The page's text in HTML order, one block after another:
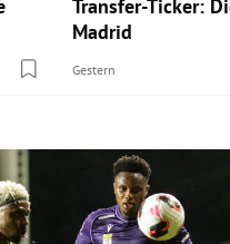
Transfer-Ticker:
Madrid
Gestern